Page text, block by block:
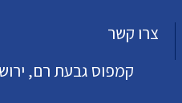
צרו קשר
קמפוס גבעת רם,